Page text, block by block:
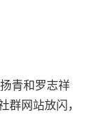
青和罗志祥
群网站放闪，